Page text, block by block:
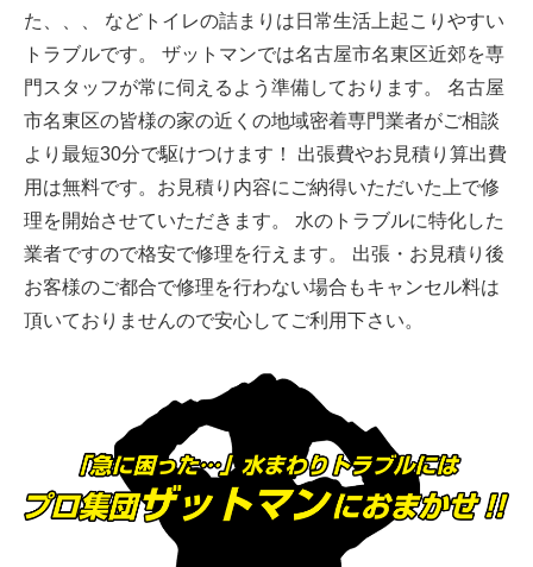
た、、、 などトイレの詰まりは日常生活上起こりやすい
トラブルです。 ザットマンでは名古屋市名東区近郊を専
門スタッフが常に伺えるよう準備しております。 名古屋
市名東区の皆様の家の近くの地域密着専門業者がご相談
より最短30分で駆けつけます！ 出張費やお見積り算出費
用は無料です。お見積り内容にご納得いただいた上で修
理を開始させていただきます。 水のトラブルに特化した
業者ですので格安で修理を行えます。 出張・お見積り後
お客様のご都合で修理を行わない場合もキャンセル料は
頂いておりませんので安心してご利用下さい。